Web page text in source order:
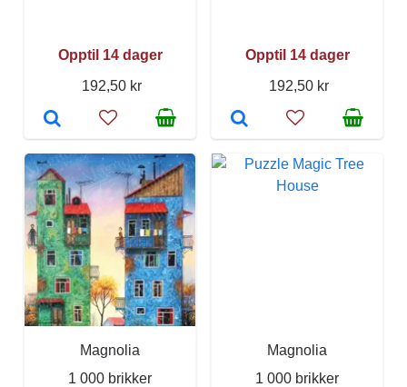
Opptil 14 dager
192,50 kr
Opptil 14 dager
192,50 kr
Magnolia
1 000 brikker
Magnolia
1 000 brikker